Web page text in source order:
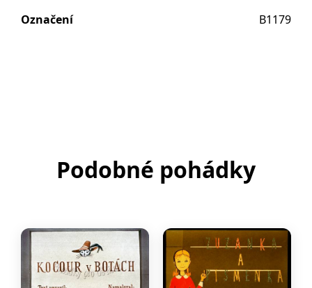
Označení
B1179
Podobné pohádky